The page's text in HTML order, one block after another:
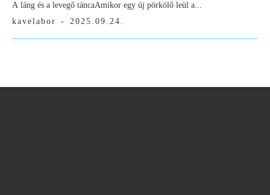
A láng és a levegő táncaAmikor egy új pörkölő leül a...
kavelabor
- 2025.09.24.